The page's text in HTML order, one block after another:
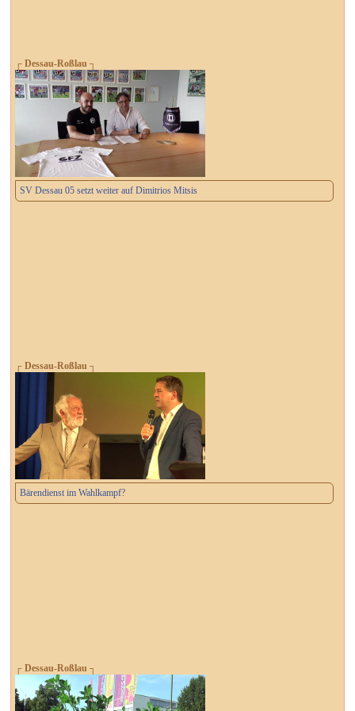
┌ Dessau-Roßlau ┐
SV Dessau 05 setzt weiter auf Dimitrios Mitsis
┌ Dessau-Roßlau ┐
Bärendienst im Wahlkampf?
┌ Dessau-Roßlau ┐